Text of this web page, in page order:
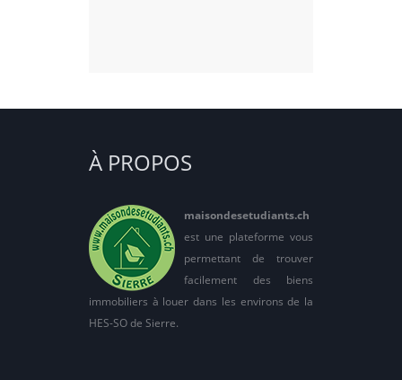
À PROPOS
maisondesetudiants.ch
est une plateforme vous
permettant de trouver
facilement des biens
immobiliers à louer dans les environs de la
HES-SO de Sierre.